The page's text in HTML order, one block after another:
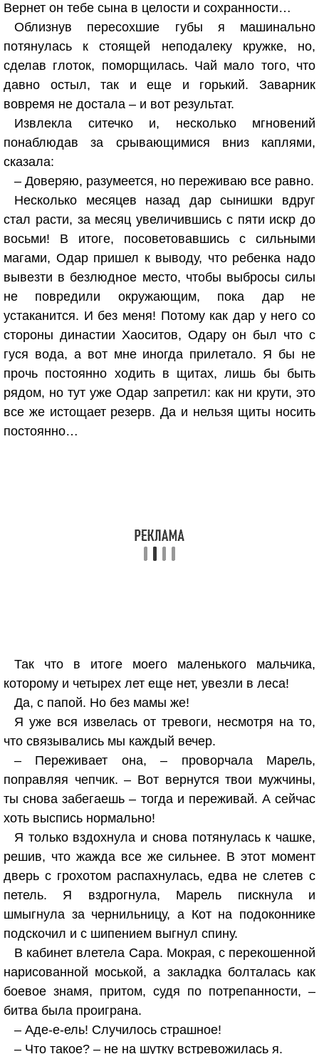
Вернет он тебе сына в целости и сохранности…
Облизнув пересохшие губы я машинально
потянулась к стоящей неподалеку кружке, но,
сделав глоток, поморщилась. Чай мало того, что
давно остыл, так и еще и горький. Заварник
вовремя не достала – и вот результат.
Извлекла ситечко и, несколько мгновений
понаблюдав за срывающимися вниз каплями,
сказала:
– Доверяю, разумеется, но переживаю все равно.
Несколько месяцев назад дар сынишки вдруг
стал расти, за месяц увеличившись с пяти искр до
восьми! В итоге, посоветовавшись с сильными
магами, Одар пришел к выводу, что ребенка надо
вывезти в безлюдное место, чтобы выбросы силы
не повредили окружающим, пока дар не
устаканится. И без меня! Потому как дар у него со
стороны династии Хаоситов, Одару он был что с
гуся вода, а вот мне иногда прилетало. Я бы не
прочь постоянно ходить в щитах, лишь бы быть
рядом, но тут уже Одар запретил: как ни крути, это
все же истощает резерв. Да и нельзя щиты носить
постоянно…
Так что в итоге моего маленького мальчика,
которому и четырех лет еще нет, увезли в леса!
Да, с папой. Но без мамы же!
Я уже вся извелась от тревоги, несмотря на то,
что связывались мы каждый вечер.
– Переживает она, – проворчала Марель,
поправляя чепчик. – Вот вернутся твои мужчины,
ты снова забегаешь – тогда и переживай. А сейчас
хоть выспись нормально!
Я только вздохнула и снова потянулась к чашке,
решив, что жажда все же сильнее. В этот момент
дверь с грохотом распахнулась, едва не слетев с
петель. Я вздрогнула, Марель пискнула и
шмыгнула за чернильницу, а Кот на подоконнике
подскочил и с шипением выгнул спину.
В кабинет влетела Сара. Мокрая, с перекошенной
нарисованной моськой, а закладка болталась как
боевое знамя, притом, судя по потрепанности, –
битва была проиграна.
– Аде-е-ель! Случилось страшное!
– Что такое? – не на шутку встревожилась я.